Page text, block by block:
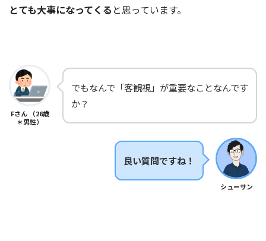
とても大事になってくる と思っています。
Fさん （26歳
＊男性）
でもなんで「客観視」が重要なことなんです
か？
シューサン
良い質問ですね！